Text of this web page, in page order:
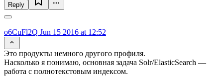
Reply
o6CuFl2Q Jun 15 2016 at 12:52
Это продукты немного другого профиля.
Насколько я понимаю, основная задача Solr/ElasticSearch —
работа с полнотекстовым индексом.